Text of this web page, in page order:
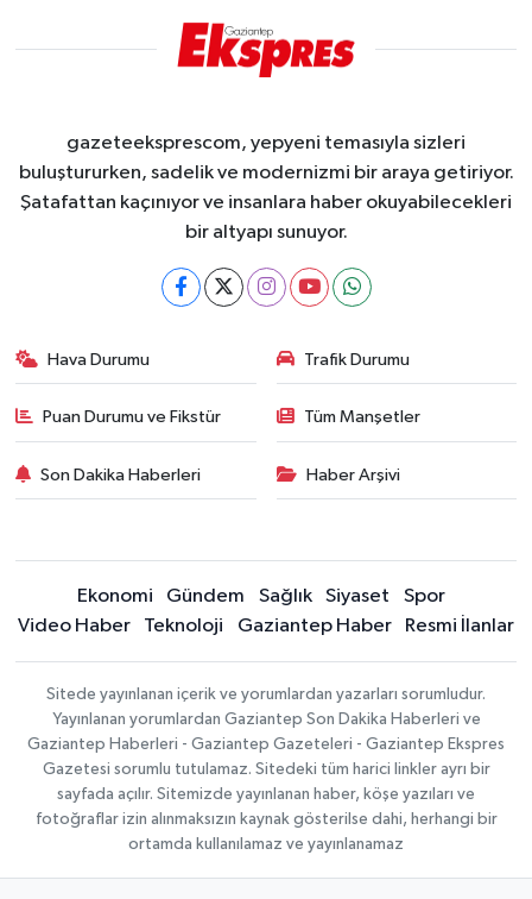
gazeteeksprescom, yepyeni temasıyla sizleri
buluştururken, sadelik ve modernizmi bir araya getiriyor.
Şatafattan kaçınıyor ve insanlara haber okuyabilecekleri
bir altyapı sunuyor.
Hava Durumu Trafik Durumu
Puan Durumu ve Fikstür Tüm Manşetler
Son Dakika Haberleri Haber Arşivi
Ekonomi Gündem Sağlık Siyaset
Spor
Video Haber
Teknoloji Gaziantep Haber Resmi İlanlar
Sitede yayınlanan içerik ve yorumlardan yazarları sorumludur.
Yayınlanan yorumlardan Gaziantep Son Dakika Haberleri ve
Gaziantep Haberleri - Gaziantep Gazeteleri - Gaziantep Ekspres
Gazetesi sorumlu tutulamaz. Sitedeki tüm harici linkler ayrı bir
sayfada açılır. Sitemizde yayınlanan haber, köşe yazıları ve
fotoğraflar izin alınmaksızın kaynak gösterilse dahi, herhangi bir
ortamda kullanılamaz ve yayınlanamaz